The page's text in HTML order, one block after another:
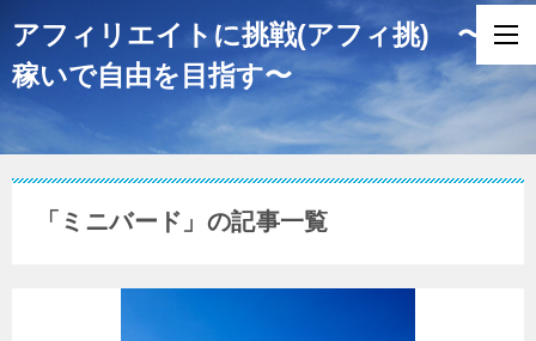
アフィリエイトに挑戦(アフィ挑) 〜
稼いで自由を目指す〜
「ミニバード」の記事一覧